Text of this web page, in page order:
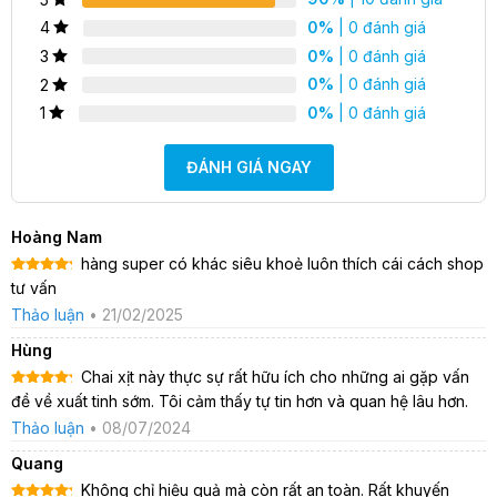
Những điều cần biết về xuất tinh sớm
Sự xuất hiện của vấn đề xuất tinh sớm thường khiến nhu
cầu về tình dục của các cặp đôi gặp nhiều khó khăn và bất
tiện.
Thật không chỉ nam giới, mà cả phụ nữ đều cảm thấy lo
Không cần phải quá lo lắng, bởi hiện nay trên thị trường đã
xuất hiện nhiều sản phẩm hỗ trợ kéo dài thời gian quan hệ .
4
0% | 0 đánh giá
3
0% | 0 đánh giá
2
0% | 0 đánh giá
1
0% | 0 đánh giá
ĐÁNH GIÁ NGAY
Hoàng Nam
Được xếp
hạng55
sao
hàng super có khác siêu khoẻ luôn thích cái cách shop
tư vấn
Thảo luận • 21/02/2025
Hùng
Được xếp
hạng55
sao
Chai xịt này thực sự rất hữu ích cho những ai gặp vấn
đề về xuất tinh sớm. Tôi cảm thấy tự tin hơn và quan hệ lâu hơn.
Thảo luận • 08/07/2024
Quang
Không chỉ hiệu quả mà còn rất an toàn. Rất khuyến